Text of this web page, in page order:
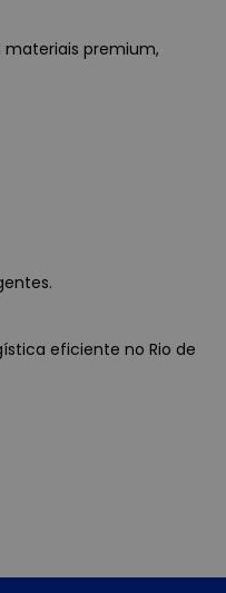
materiais premium,
eficiente no Rio de